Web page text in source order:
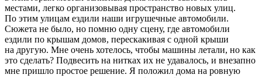
местами, легко организовывая пространство новых улиц.
По этим улицам ездили наши игрушечные автомобили.
Сюжета не было, но помню одну сцену, где автомобили
ездили по крышам домов, перескакивая с одной крыши
на другую. Мне очень хотелось, чтобы машины летали, но как
это сделать? Подвесить на нитках их не удавалось, и внезапно
мне пришло простое решение. Я положил дома на ровную